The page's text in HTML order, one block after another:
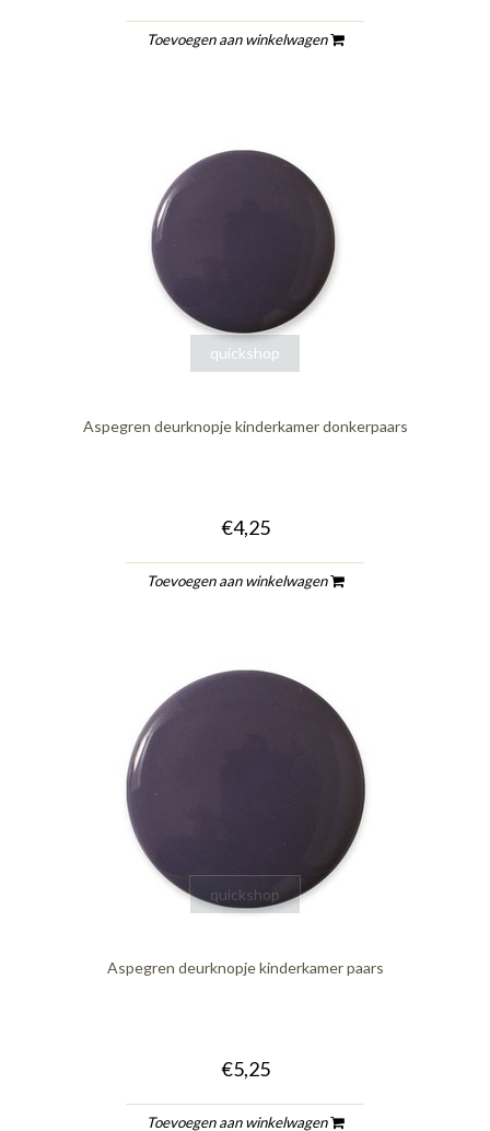
Toevoegen aan winkelwagen
quickshop
Aspegren deurknopje kinderkamer donkerpaars
€4,25
Toevoegen aan winkelwagen
quickshop
Aspegren deurknopje kinderkamer paars
€5,25
Toevoegen aan winkelwagen